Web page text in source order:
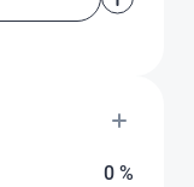
0 %